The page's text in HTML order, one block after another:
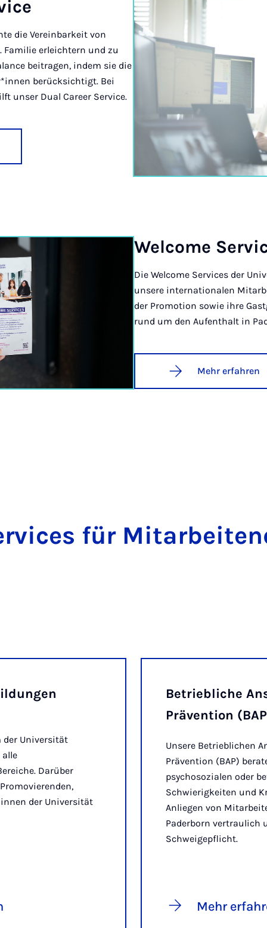
die Vereinbarkeit von
Familie erleichtern und zu
beitragen, indem sie die
berücksichtigt. Bei
unser Dual Career Service.
Wel­co­me
Die Welcome Services der
unsere internationalen
der Promotion sowie ihre
rund um den Aufenthalt in
Mehr erfahren
für
der Universität
Darüber
der Universität
Betriebliche
Prävention
Unsere Betrieblichen
Prävention (BAP)
psychosozialen oder
Schwierigkeiten und
Anliegen von
Paderborn vertraulich
Schweigepflicht.
Mehr